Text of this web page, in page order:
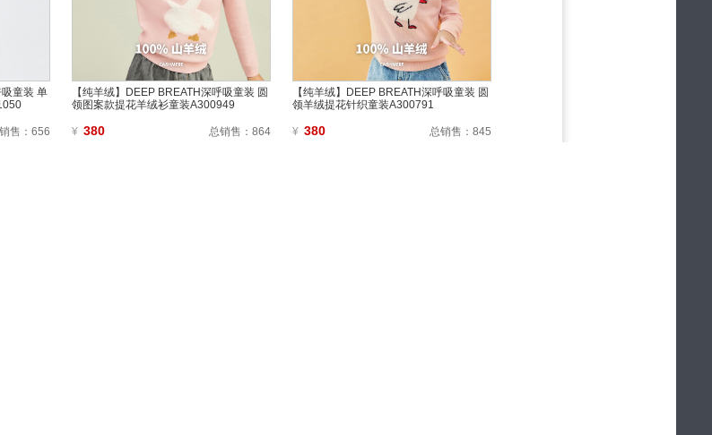
吸童装 单
售： 656
【纯羊绒】DEEP BREATH深呼吸童装 圆
领图案款提花羊绒衫童装A300949
¥ 380 总销售： 864
【纯羊绒】DEEP BREATH深呼吸童装 圆
领羊绒提花针织童装A300791
¥ 380 总销售： 845